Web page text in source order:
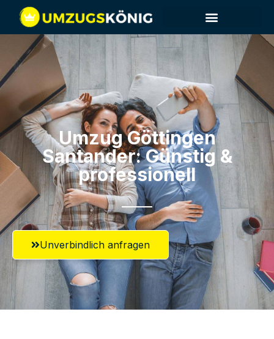
Umzug Göttingen​
Santander: Günstig &
professionell​
Unverbindlich anfragen